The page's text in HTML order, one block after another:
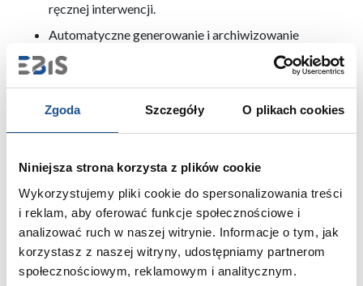
Zgoda Szczegóły O plikach cookies
Niniejsza strona korzysta z plików cookie
Wykorzystujemy pliki cookie do spersonalizowania treści
i reklam, aby oferować funkcje społecznościowe i
analizować ruch w naszej witrynie. Informacje o tym, jak
korzystasz z naszej witryny, udostępniamy partnerom
społecznościowym, reklamowym i analitycznym.
ręcznej interwencji.
Automatyczne generowanie i archiwizowanie
dokumentów.
Integracja danych w czasie rzeczywistym z różnych
Konektory Power Automate –
elastyczność i integracja
Narzędzie to oferuje ponad 700 gotowych konektorów,
które umożliwiają łączenie się z różnymi systemami,